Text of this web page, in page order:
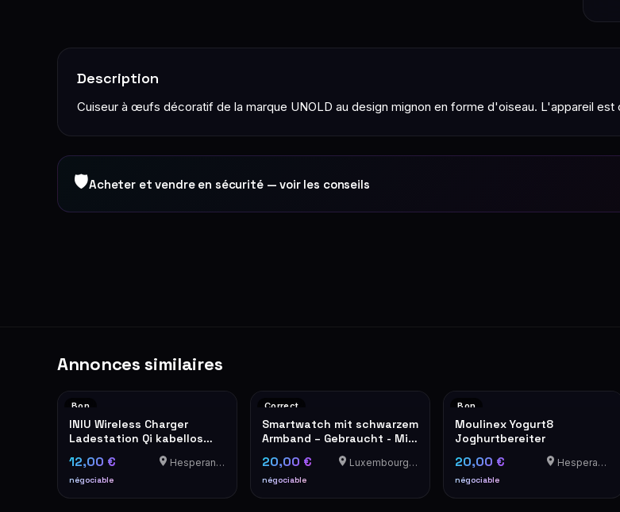
Description
Cuiseur à œufs décoratif de la marque UNOLD au design mignon en forme d'oiseau. L'appareil
🛡Acheter et vendre en sécurité — voir les conseils
Annonces similaires
Bon
INIU Wireless Charger
Ladestation Qi kabellos
12,00 €
négociable
Hesperange
Correct
Smartwatch mit schwarzem
Armband – Gebraucht - Mit
Alarmknopf an der Seite.
Bei Gefahr aktivieren. Ein
schriller Ton bewirkt sofort
die Aufmerksamkeit der
20,00 €
négociable
Luxembourg-Cents
Bon
Moulinex Yogurt8
Joghurtbereiter
20,00 €
négociable
Hesperange